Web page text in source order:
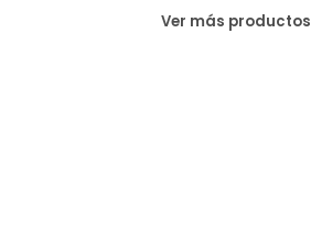
Ver más productos